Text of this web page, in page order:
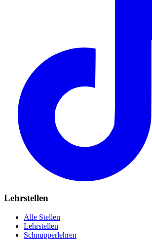
Lehrstellen
Alle Stellen
Lehrstellen
Schnupperlehren